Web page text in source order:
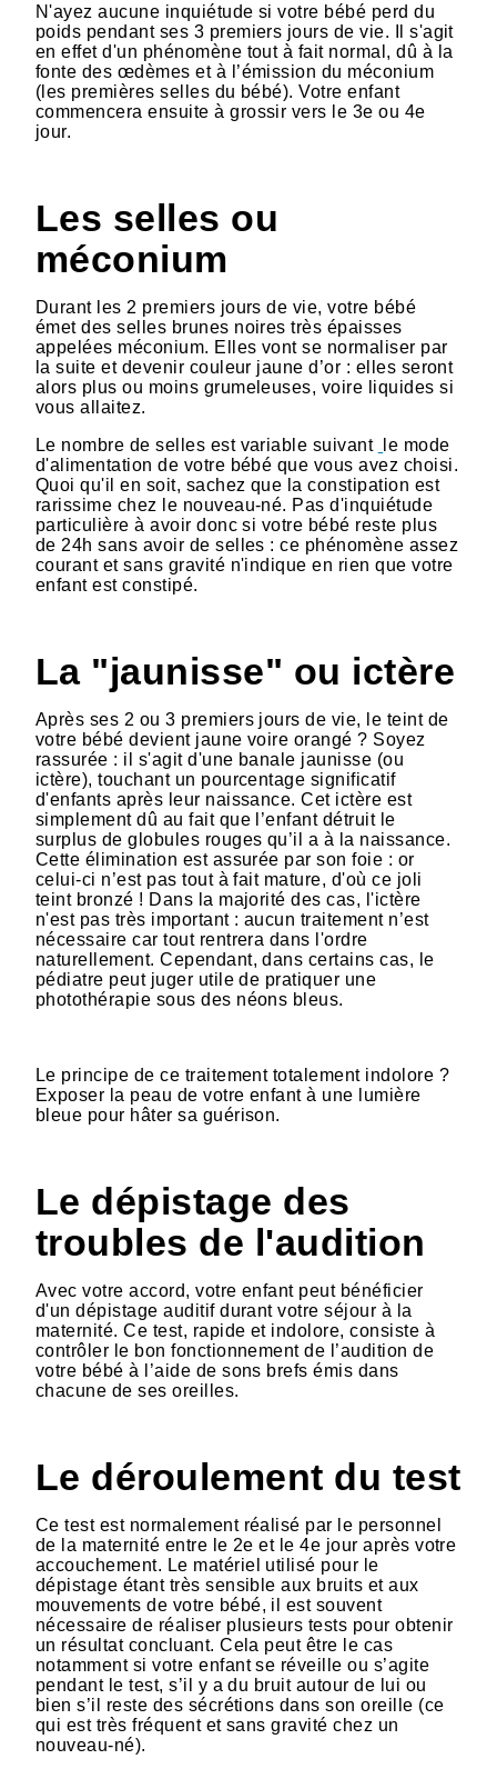
N'ayez aucune inquiétude si votre bébé perd du
poids pendant ses 3 premiers jours de vie. Il s'agit
en effet d'un phénomène tout à fait normal, dû à la
fonte des œdèmes et à l’émission du méconium
(les premières selles du bébé). Votre enfant
commencera ensuite à grossir vers le 3e ou 4e
jour.
Les selles ou
méconium
Durant les 2 premiers jours de vie, votre bébé
émet des selles brunes noires très épaisses
appelées méconium. Elles vont se normaliser par
la suite et devenir couleur jaune d’or : elles seront
alors plus ou moins grumeleuses, voire liquides si
vous allaitez.
Le nombre de selles est variable suivant
le mode
d'alimentation de votre bébé que vous avez choisi.
Quoi qu'il en soit, sachez que la constipation est
rarissime chez le nouveau-né. Pas d'inquiétude
particulière à avoir donc si votre bébé reste plus
de 24h sans avoir de selles : ce phénomène assez
courant et sans gravité n'indique en rien que votre
enfant est constipé.
La "jaunisse" ou ictère
Après ses 2 ou 3 premiers jours de vie, le teint de
votre bébé devient jaune voire orangé ? Soyez
rassurée : il s'agit d'une banale jaunisse (ou
ictère), touchant un pourcentage significatif
d'enfants après leur naissance. Cet ictère est
simplement dû au fait que l’enfant détruit le
surplus de globules rouges qu’il a à la naissance.
Cette élimination est assurée par son foie : or
celui-ci n’est pas tout à fait mature, d'où ce joli
teint bronzé ! Dans la majorité des cas, l'ictère
n'est pas très important : aucun traitement n’est
nécessaire car tout rentrera dans l'ordre
naturellement. Cependant, dans certains cas, le
pédiatre peut juger utile de pratiquer une
photothérapie sous des néons bleus.
Le principe de ce traitement totalement indolore ?
Exposer la peau de votre enfant à une lumière
bleue pour hâter sa guérison.
Le dépistage des
troubles de l'audition
Avec votre accord, votre enfant peut bénéficier
d'un dépistage auditif durant votre séjour à la
maternité. Ce test, rapide et indolore, consiste à
contrôler le bon fonctionnement de l’audition de
votre bébé à l’aide de sons brefs émis dans
chacune de ses oreilles.
Le déroulement du test
Ce test est normalement réalisé par le personnel
de la maternité entre le 2e et le 4e jour après votre
accouchement. Le matériel utilisé pour le
dépistage étant très sensible aux bruits et aux
mouvements de votre bébé, il est souvent
nécessaire de réaliser plusieurs tests pour obtenir
un résultat concluant. Cela peut être le cas
notamment si votre enfant se réveille ou s’agite
pendant le test, s’il y a du bruit autour de lui ou
bien s’il reste des sécrétions dans son oreille (ce
qui est très fréquent et sans gravité chez un
nouveau-né).